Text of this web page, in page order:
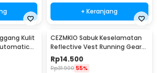
+ Keranjang
Kulit
CEZMKIO Sabuk Keselamatan
Reflective Vest Running Gear
High Visibility - B08
Rp14.500
Rp31.900 55%